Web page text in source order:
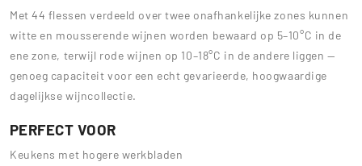
Met 44 flessen verdeeld over twee onafhankelijke zones kunnen
witte en mousserende wijnen worden bewaard op 5–10°C in de
ene zone, terwijl rode wijnen op 10–18°C in de andere liggen —
genoeg capaciteit voor een echt gevarieerde, hoogwaardige
dagelijkse wijncollectie.
PERFECT VOOR
Keukens met hogere werkbladen